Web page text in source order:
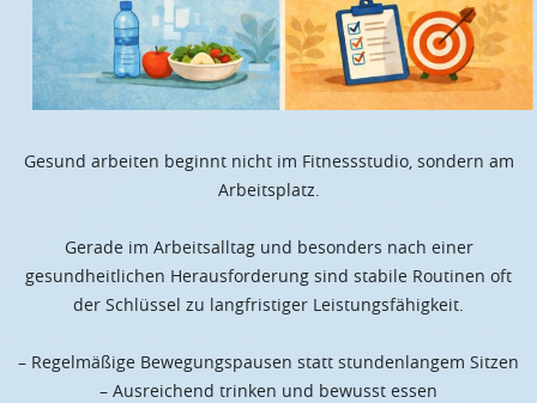
Gesund arbeiten beginnt nicht im Fitnessstudio, sondern am
Arbeitsplatz.
Gerade im Arbeitsalltag und besonders nach einer
gesundheitlichen Herausforderung sind stabile Routinen oft
der Schlüssel zu langfristiger Leistungsfähigkeit.
– Regelmäßige Bewegungspausen statt stundenlangem Sitzen
– Ausreichend trinken und bewusst essen